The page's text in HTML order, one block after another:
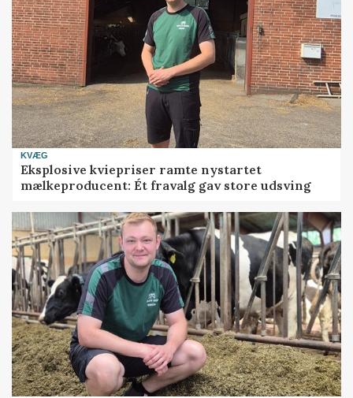
KVÆG
Eksplosive kviepriser ramte nystartet
mælkeproducent: Ét fravalg gav store udsving